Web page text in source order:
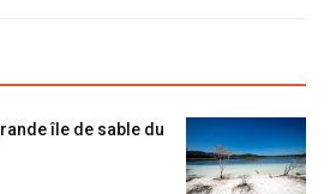
île de sable du